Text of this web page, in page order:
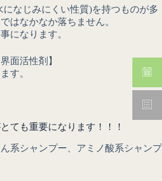
なじみにくい性質)を持つものが多
はなかなか落ちません。
になります。
面活性剤】
す。
ても重要になります！！！
系シャンプー、アミノ酸系シャンプ